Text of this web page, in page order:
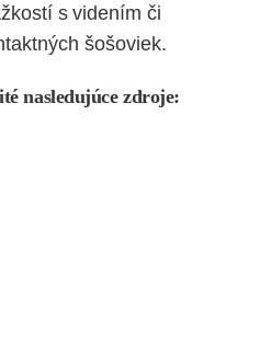
s videním či
šošoviek.
nasledujúce zdroje: